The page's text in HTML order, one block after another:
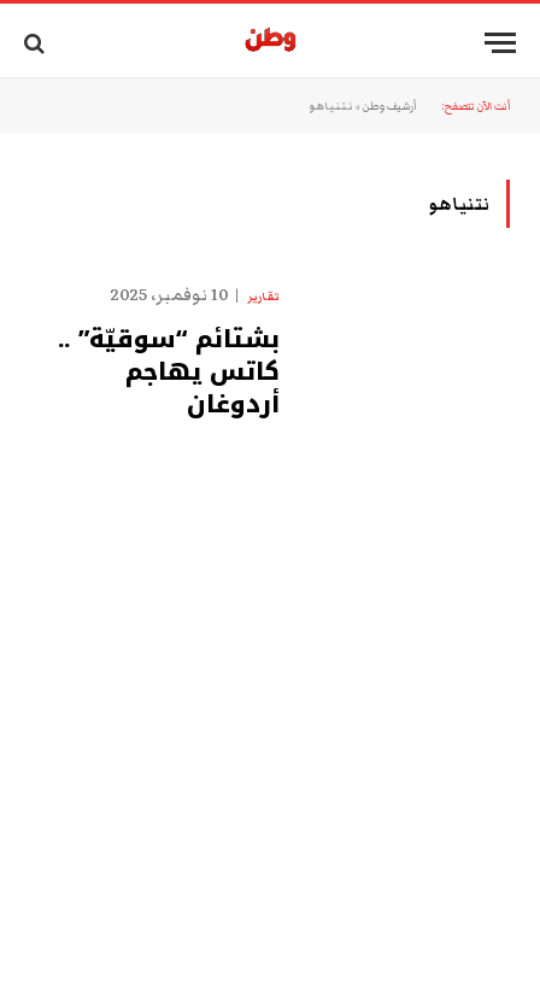
أنت الآن تتصفح: أرشيف وطن » نتنياهو
نتنياهو
تقارير 10 نوفمبر، 2025
بشتائم “سوقيّة” ..
كاتس يهاجم
أردوغان